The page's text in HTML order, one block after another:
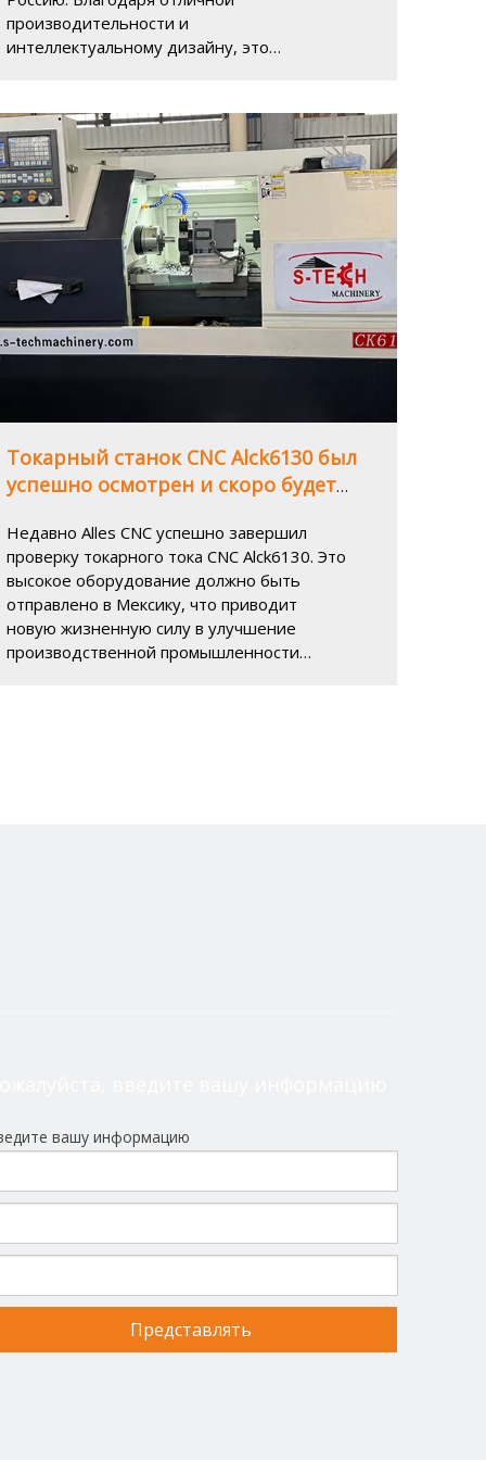
производительности и
интеллектуальному дизайну, это
отрасли.
Токарный станок CNC Alck6130 был
успешно осмотрен и скоро будет
Недавно Alles CNC успешно завершил
проверку токарного тока CNC Alck6130. Это
высокое оборудование должно быть
отправлено в Мексику, что приводит
новую жизненную силу в улучшение
производственной промышленности
вашу информацию
Представлять